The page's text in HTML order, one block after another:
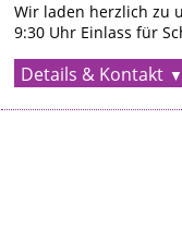
Wir laden herzlich zu
9:30 Uhr Einlass für
Details & Kontakt